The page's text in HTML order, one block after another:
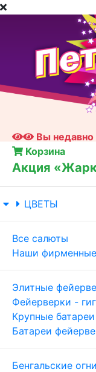
Вы
Корзина
Акция
ЦВЕТЫ
Все салюты
Наши фирменные
Элитные
Фейерверки -
Крупные
Батареи
Бенгальские огни